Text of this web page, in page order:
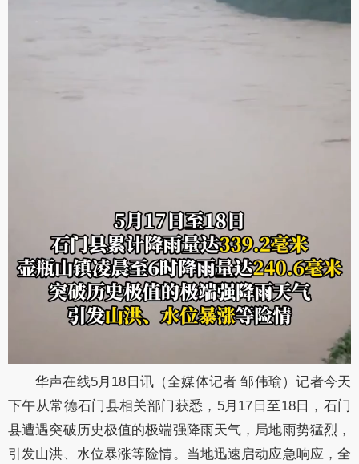
华声在线5月18日讯（全媒体记者 邹伟瑜）记者今天
下午从常德石门县相关部门获悉，5月17日至18日，石门
县遭遇突破历史极值的极端强降雨天气，局地雨势猛烈，
引发山洪、水位暴涨等险情。当地迅速启动应急响应，全